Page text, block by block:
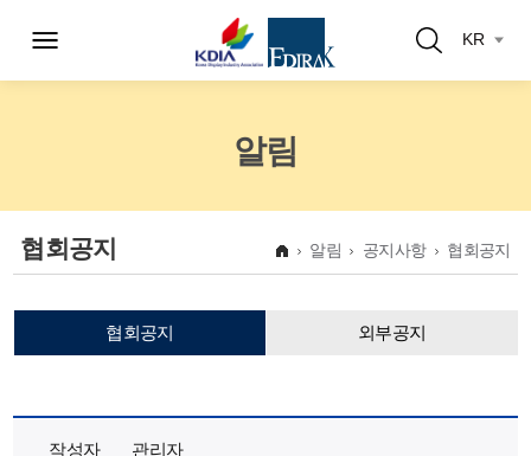
KR
알림
협회공지 알림 공지사항 협회공지
협회공지 외부공지
작성자 관리자